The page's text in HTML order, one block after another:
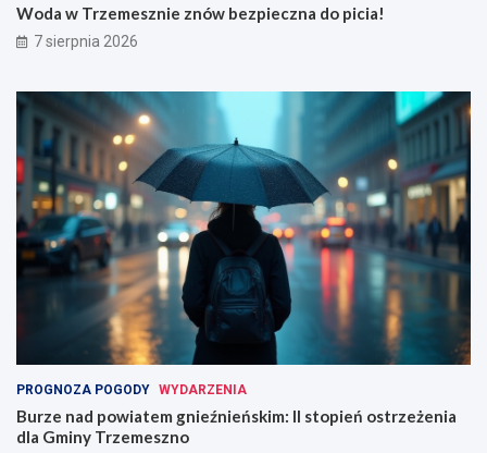
Woda w Trzemesznie znów bezpieczna do picia!
7 sierpnia 2026
PROGNOZA POGODY WYDARZENIA
Burze nad powiatem gnieźnieńskim: II stopień ostrzeżenia
dla Gminy Trzemeszno